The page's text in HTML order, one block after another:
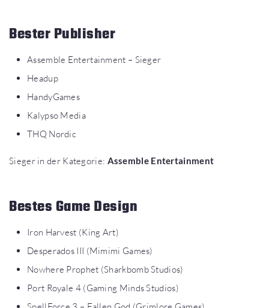
Bester Publisher
Assemble Entertainment – Sieger
Headup
HandyGames
Kalypso Media
THQ Nordic
Sieger in der Kategorie: Assemble Entertainment
Bestes Game Design
Iron Harvest (King Art)
Desperados III (Mimimi Games)
Nowhere Prophet (Sharkbomb Studios)
Port Royale 4 (Gaming Minds Studios)